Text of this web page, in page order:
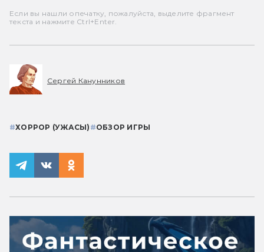
Если вы нашли опечатку, пожалуйста, выделите фрагмент
текста и нажмите Ctrl+Enter.
Сергей Канунников
#ХОРРОР (УЖАСЫ) #ОБЗОР ИГРЫ